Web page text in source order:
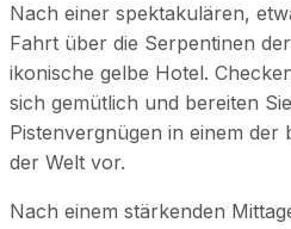
Nach einer spektakulären,
Fahrt über die Serpentinen
ikonische gelbe Hotel.
sich gemütlich und bereiten
Pistenvergnügen in einem der
der Welt vor.
Nach einem stärkenden